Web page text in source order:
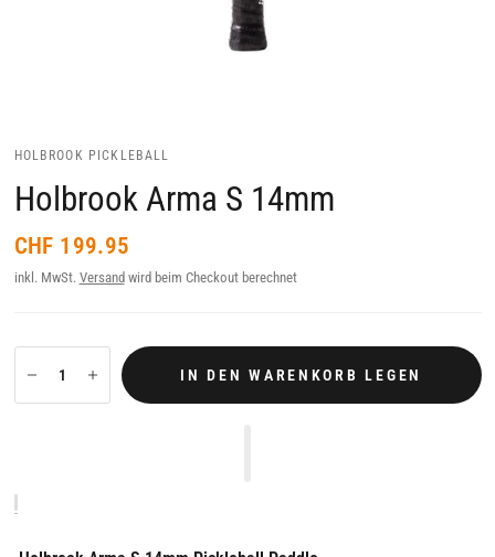
HOLBROOK PICKLEBALL
Holbrook Arma S 14mm
CHF 199.95
inkl. MwSt. Versand wird beim Checkout berechnet
IN DEN WARENKORB LEGEN